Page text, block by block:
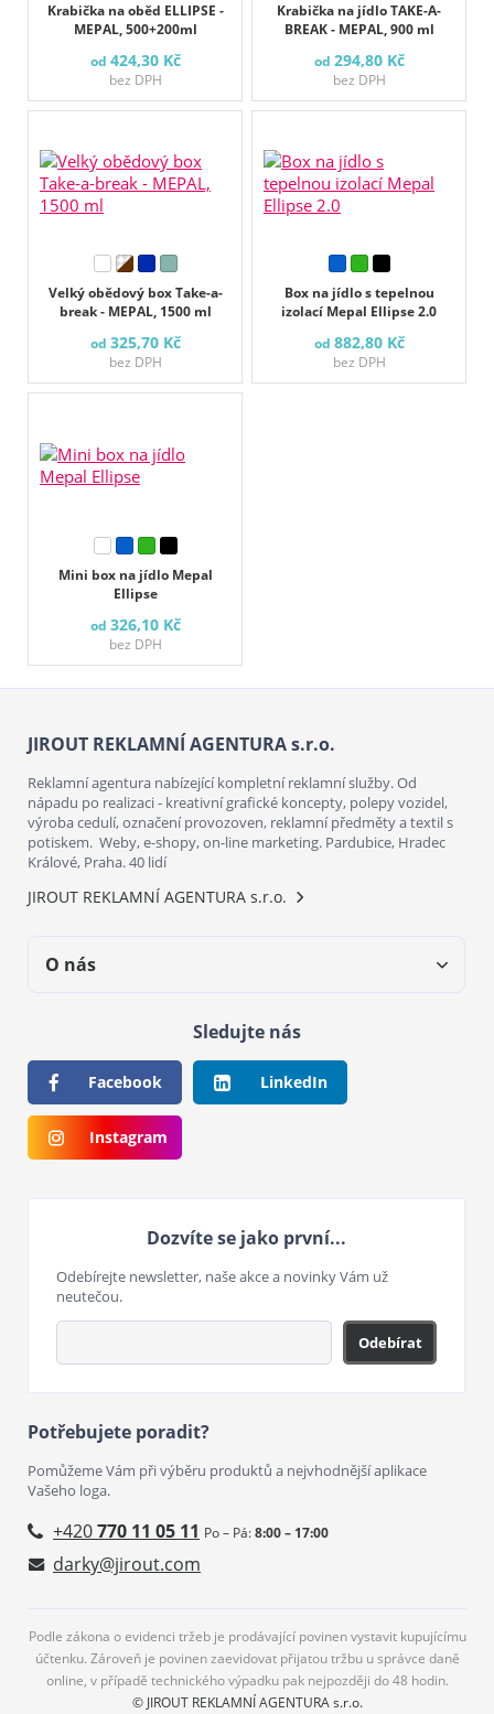
Krabička na oběd ELLIPSE -
MEPAL, 500+200ml
od 424,30 Kč
bez DPH
Krabička na jídlo TAKE-A-
BREAK - MEPAL, 900 ml
od 294,80 Kč
bez DPH
Velký obědový box Take-a-
break - MEPAL, 1500 ml
od 325,70 Kč
bez DPH
Box na jídlo s tepelnou
izolací Mepal Ellipse 2.0
od 882,80 Kč
bez DPH
Mini box na jídlo Mepal
Ellipse
od 326,10 Kč
bez DPH
JIROUT REKLAMNÍ AGENTURA s.r.o.
Reklamní agentura nabízející kompletní reklamní služby. Od
nápadu po realizaci - kreativní grafické koncepty, polepy vozidel,
výroba cedulí, označení provozoven, reklamní předměty a textil s
potiskem. Weby, e-shopy, on-line marketing. Pardubice, Hradec
Králové, Praha. 40 lidí
JIROUT REKLAMNÍ AGENTURA s.r.o.
O nás
Sledujte nás
Facebook LinkedIn
Instagram
Dozvíte se jako první...
Odebírejte newsletter, naše akce a novinky Vám už
neutečou.
Odebírat
Potřebujete poradit?
Pomůžeme Vám při výběru produktů a nejvhodnější aplikace
Vašeho loga.
+420770 11 05 11 Po – Pá:8:00 – 17:00
darky@jirout.com
Podle zákona o evidenci tržeb je prodávající povinen vystavit kupujícímu
účtenku. Zároveň je povinen zaevidovat přijatou tržbu u správce daně
online, v případě technického výpadku pak nejpozději do 48 hodin.
© JIROUT REKLAMNÍ AGENTURA s.r.o.